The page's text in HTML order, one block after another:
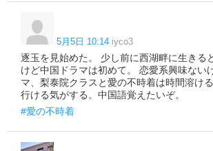
5月5日 10:14 iyco3
逐玉を見始めた。 少し前に西湖畔に生きる
けど中国ドラマは初めて。 恋愛系興味ない
マ、梨泰院クラスと愛の不時着は時間溶け
行ける気がする。中国語覚えたいぞ。
#愛の不時着